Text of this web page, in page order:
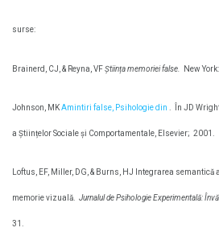
surse:
Brainerd, CJ, & Reyna, VFȘtiința memoriei false. New
Johnson, MKAmintiri false, Psihologie din În JD
a Științelor Sociale și Comportamentale, Elsevier; 2001.
Loftus, EF, Miller, DG, & Burns, HJ Integrarea
memorie vizuală. Jurnalul de Psihologie Experimentală:
31.